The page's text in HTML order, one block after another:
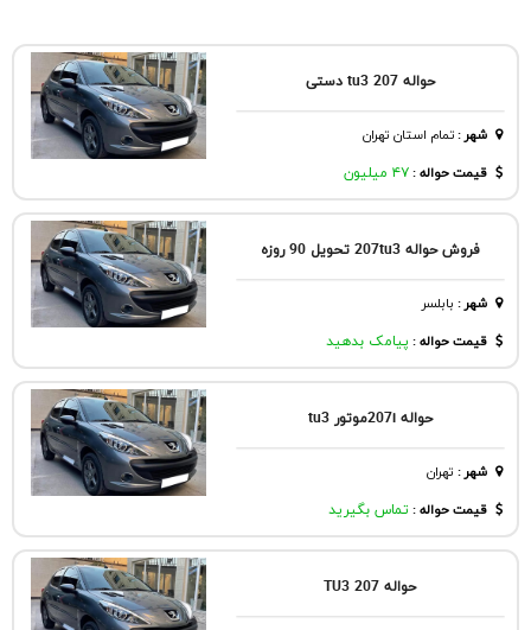
حواله 207 tu3 دستی
شهر:تمام استان تهران
قیمت حواله :۴۷ میلیون
فروش حواله 207tu3 تحویل 90 روزه
شهر: بابلسر
قیمت حواله : پیامک بدهید
حواله 207iموتور tu3
شهر: تهران
قیمت حواله : تماس بگیرید
حواله 207 TU3